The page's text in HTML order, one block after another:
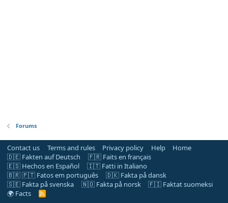
Forums
Contact us Terms and rules Privacy policy Help
Home
🇩🇪 Fakten auf Deutsch
🇫🇷 Faits en français
🇪🇸 Hechos en Español
🇮🇹 Fatti in Italiano
🇧🇷 🇵🇹 Fatos em português
🇩🇰 Fakta på dansk
🇸🇪 Fakta på svenska
🇳🇴 Fakta på norsk
🇫🇮 Faktat suomeksi
🌍 Facts
R